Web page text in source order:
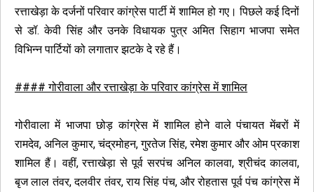
रत्ताखेड़ा के दर्जनों परिवार कांग्रेस पार्टी में शामिल हो गए। पिछले कई दिनों
से डॉ. केवी सिंह और उनके विधायक पुत्र अमित सिहाग भाजपा समेत
विभिन्न पार्टियों को लगातार झटके दे रहे हैं।
#### गोरीवाला और रत्ताखेड़ा के परिवार कांग्रेस में शामिल
गोरीवाला में भाजपा छोड़ कांग्रेस में शामिल होने वाले पंचायत मेंबरों में
रामदेव, अनिल कुमार, चंद्रमोहन, गुरतेज सिंह, रमेश कुमार और ओम प्रकाश
शामिल हैं। वहीं, रत्ताखेड़ा से पूर्व सरपंच अनिल कालवा, श्रीचंद कालवा,
बृज लाल तंवर, दलवीर तंवर, राय सिंह पंच, और रोहतास पूर्व पंच कांग्रेस में